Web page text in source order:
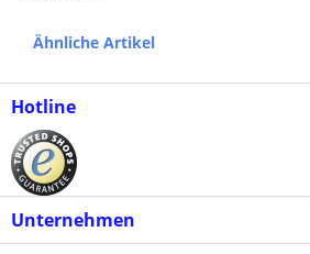
Ähnliche Artikel
Hotline
Unternehmen